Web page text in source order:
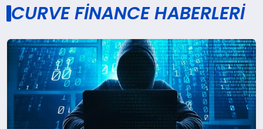
EKONOMI
CURVE FINANCE HABERLERI